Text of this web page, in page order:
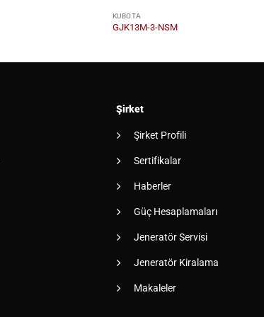
KUBOTA
GJK13M-3-NSM
Şirket
Şirket Profili
Sertifikalar
Haberler
Güç Hesaplamaları
Jeneratör Servisi
Jeneratör Kiralama
Makaleler